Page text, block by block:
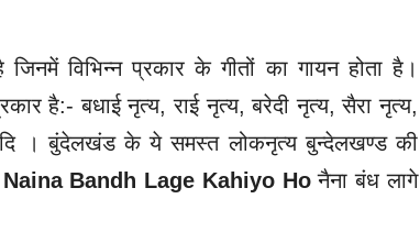
विभिन्न प्रकार के गीतों का गायन होता है।
है:- बधाई नृत्य, राई नृत्य, बरेदी नृत्य, सैरा नृत्य,
।बुंदेलखंड के ये समस्त लोकनृत्य बुन्देलखण्ड की
Naina Bandh Lage Kahiyo Hoनैना बंध लागे